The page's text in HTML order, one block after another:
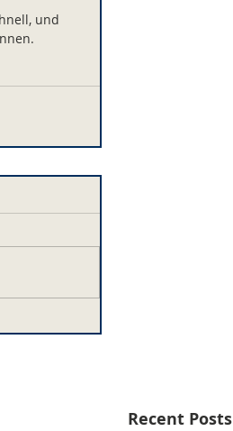
und
Recent Posts